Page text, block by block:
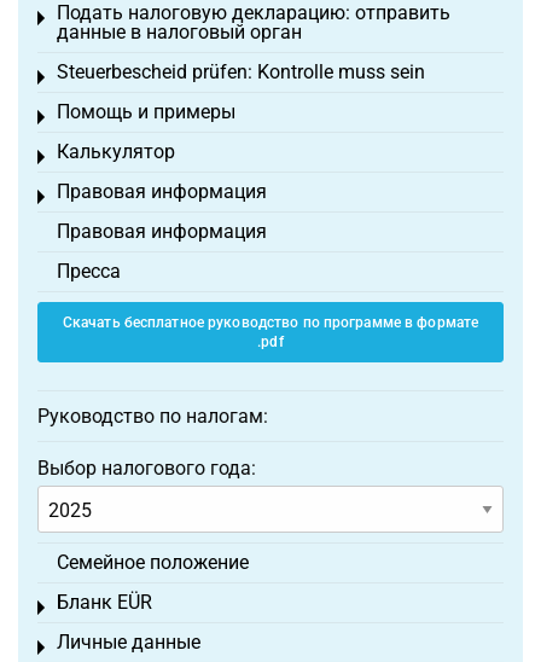
Подать налоговую декларацию: отправить
данные в налоговый орган
Toggle menu
Steuerbescheid prüfen: Kontrolle muss sein
Toggle menu
Помощь и примеры
Toggle menu
Калькулятор
Toggle menu
Правовая информация
Toggle menu
Правовая информация
Пресса
Скачать бесплатное руководство по программе в формате
.pdf
Руководство по налогам:
Выбор налогового года:
Семейное положение
Бланк EÜR
Toggle menu
Личные данные
Toggle menu